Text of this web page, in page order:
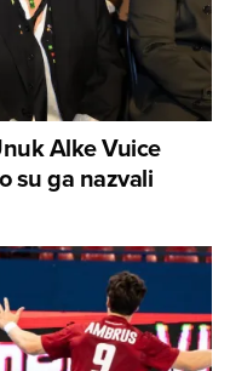
Alke Vuice
su ga nazvali